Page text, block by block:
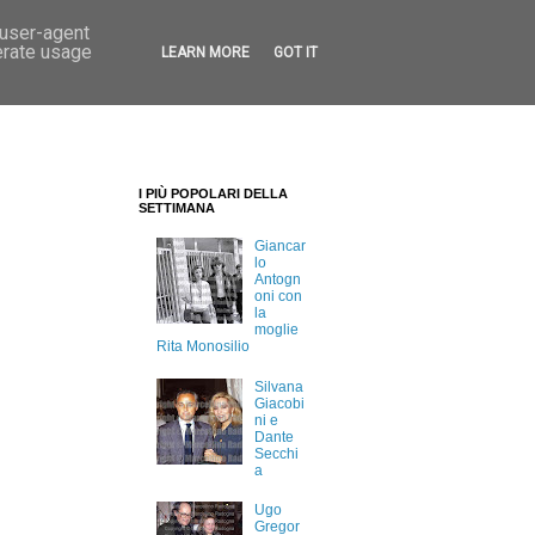
I PIÙ POPOLARI DELLA
SETTIMANA
Giancar
lo
Antogn
oni con
la
moglie
Rita Monosilio
Silvana
Giacobi
ni e
Dante
Secchi
a
Ugo
Gregor
agent
usage
LEARN MORE GOT IT